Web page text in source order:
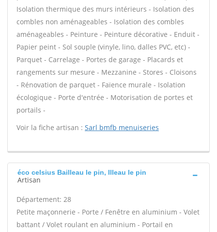
Isolation thermique des murs intérieurs - Isolation des
combles non aménageables - Isolation des combles
aménageables - Peinture - Peinture décorative - Enduit -
Papier peint - Sol souple (vinyle, lino, dalles PVC, etc) -
Parquet - Carrelage - Portes de garage - Placards et
rangements sur mesure - Mezzanine - Stores - Cloisons
- Rénovation de parquet - Faïence murale - Isolation
écologique - Porte d'entrée - Motorisation de portes et
portails -
Voir la fiche artisan : Sarl bmfb menuiseries
éco celsius Bailleau le pin, Illeau le pin
Artisan
Département: 28
Petite maçonnerie - Porte / Fenêtre en aluminium - Volet
battant / Volet roulant en aluminium - Portail en